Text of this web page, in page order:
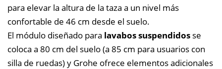
para elevar la altura de la taza a un nivel más
confortable de 46 cm desde el suelo.
El módulo diseñado para lavabos suspendidos se
coloca a 80 cm del suelo (a 85 cm para usuarios con
silla de ruedas) y Grohe ofrece elementos adicionales